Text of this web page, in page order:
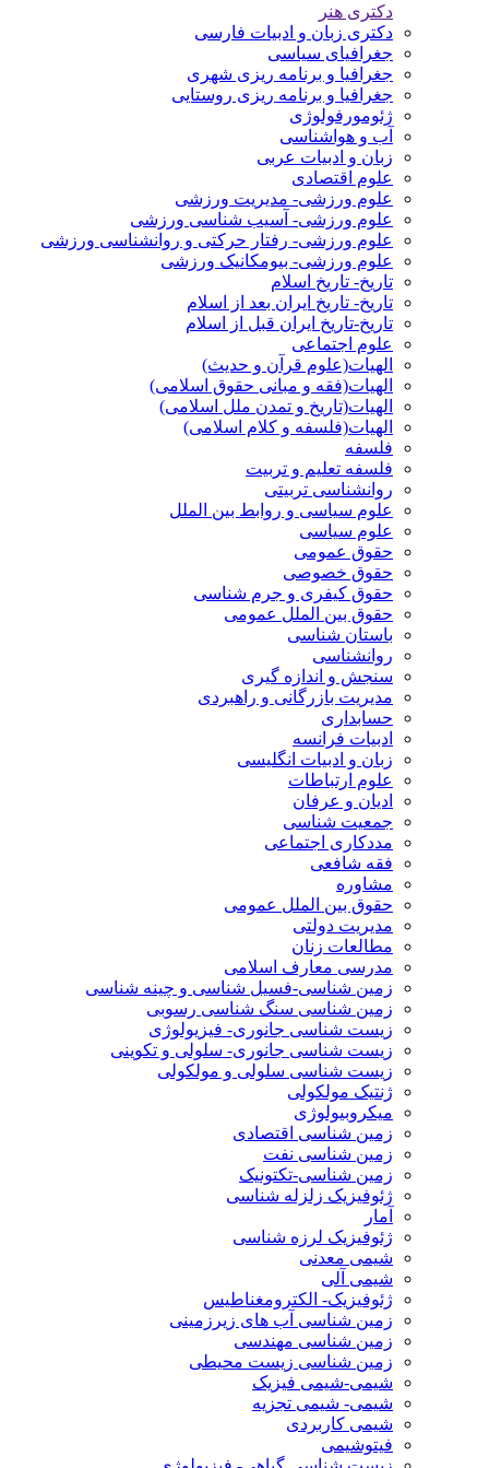
دکتری هنر
دکتری زبان و ادبیات فارسی
جغرافیای سیاسی
جغرافیا و برنامه ریزی شهری
جغرافیا و برنامه ریزی روستایی
ژئومورفولوژی
آب و هواشناسی
زبان و ادبیات عربی
علوم اقتصادی
علوم ورزشی- مدیریت ورزشی
علوم ورزشی- آسیب شناسی ورزشی
علوم ورزشی- رفتار حرکتی و روانشناسی ورزشی
علوم ورزشی- بیومکانیک ورزشی
تاریخ- تاریخ اسلام
تاریخ- تاریخ ایران بعد از اسلام
تاریخ-تاریخ ایران قبل از اسلام
علوم اجتماعی
الهیات(علوم قرآن و حدیث)
الهیات(فقه و مبانی حقوق اسلامی)
الهیات(تاریخ و تمدن ملل اسلامی)
الهیات(فلسفه و کلام اسلامی)
فلسفه
فلسفه تعلیم و تربیت
روانشناسی تربیتی
علوم سیاسی و روابط بین الملل
علوم سیاسی
حقوق عمومی
حقوق خصوصی
حقوق کیفری و جرم شناسی
حقوق بین الملل عمومی
باستان شناسی
روانشناسی
سنجش و اندازه گیری
مدیریت بازرگانی و راهبردی
حسابداری
ادبیات فرانسه
زبان و ادبیات انگلیسی
علوم ارتباطات
ادیان و عرفان
جمعیت شناسی
مددکاری اجتماعی
فقه شافعی
مشاوره
حقوق بین الملل عمومی
مدیریت دولتی
مطالعات زنان
مدرسی معارف اسلامی
زمین شناسی-فسیل شناسی و چینه شناسی
زمین شناسی سنگ شناسی رسوبی
زیست شناسی جانوری- فیزیولوژی
زیست شناسی جانوری- سلولی و تکوینی
زیست شناسی سلولی و مولکولی
ژنتیک مولکولی
میکروبیولوژی
زمین شناسی اقتصادی
زمین شناسی نفت
زمین شناسی-تکتونیک
ژئوفیزیک زلزله شناسی
آمار
ژئوفیزیک لرزه شناسی
شیمی معدنی
شیمی آلی
ژئوفیزیک- الکترومغناطیس
زمین شناسی آب های زیرزمینی
زمین شناسی مهندسی
زمین شناسی زیست محیطی
شیمی-شیمی فیزیک
شیمی- شیمی تجزیه
شیمی کاربردی
فیتوشیمی